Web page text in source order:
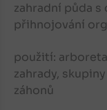
zahradní půda
přihnojování
použití:
zahrady,
záhonů